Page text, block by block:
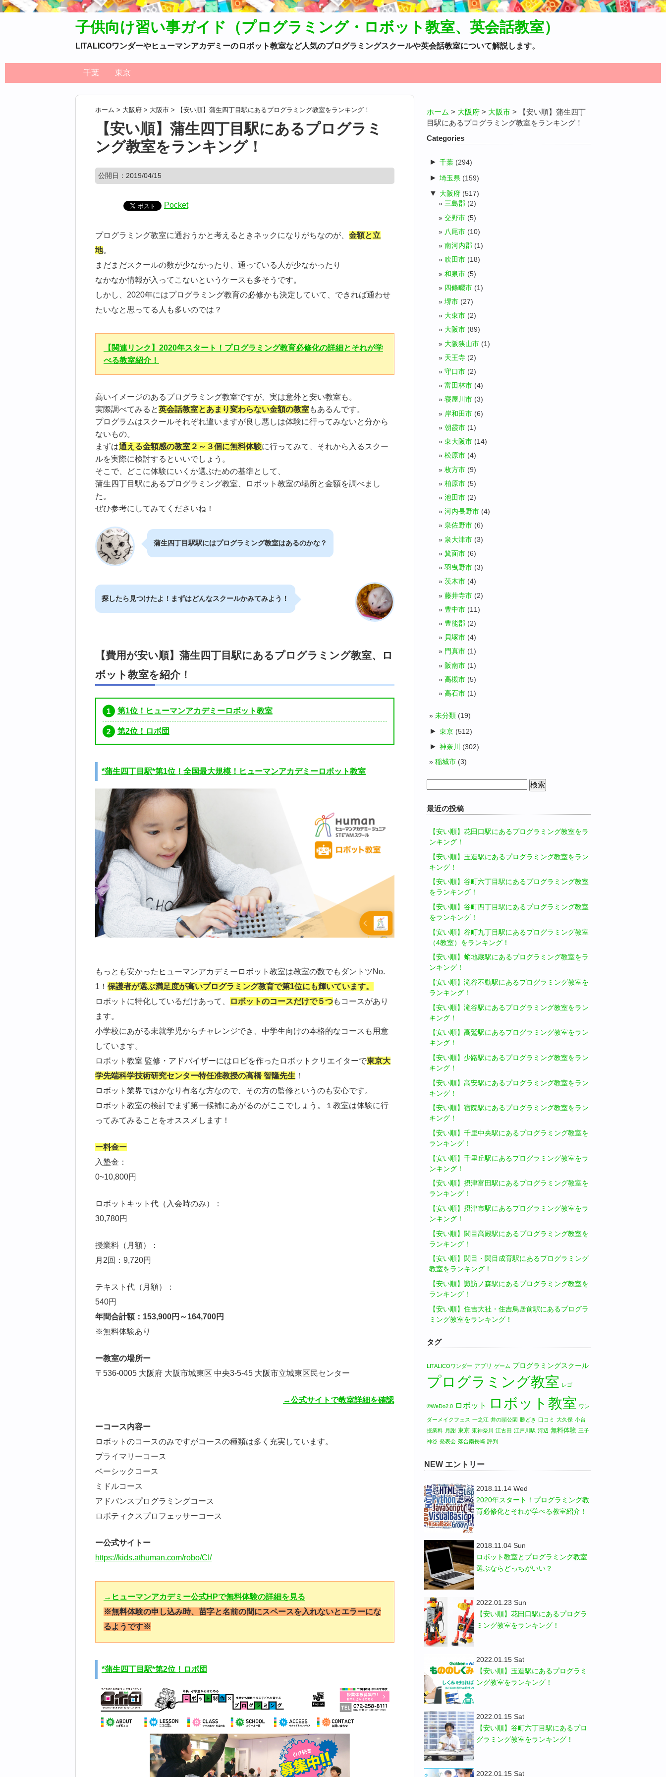
子供向け習い事ガイド（プログラミング・ロボット教室、英会話教室）
LITALICOワンダーやヒューマンアカデミーのロボット教室など人気のプログラミングスクールや英会話教室について解説します。
千葉 東京
ホーム > 大阪府 > 大阪市 > 【安い順】蒲生四丁目駅にあるプログラミング教室をランキング！
【安い順】蒲生四丁目駅にあるプログラミ
ング教室をランキング！
公開日：2019/04/15
Pocket
プログラミング教室に通おうかと考えるときネックになりがちなのが、 金額と立
地。
まだまだスクールの数が少なかったり、通っている人が少なかったり
なかなか情報が入ってこないというケースも多そうです。
しかし、2020年にはプログラミング教育の必修かも決定していて、できれば通わせ
たいなと思ってる人も多いのでは？
【関連リンク】2020年スタート！プログラミング教育必修化の詳細とそれが学
べる教室紹介！
高いイメージのあるプログラミング教室ですが、実は意外と安い教室も。
実際調べてみると英会話教室とあまり変わらない金額の教室もあるんです。
プログラムはスクールそれぞれ違いますが良し悪しは体験に行ってみないと分から
ないもの。
まずは通える金額感の教室２～３個に無料体験に行ってみて、それから入るスクー
ルを実際に検討するといいでしょう。
そこで、どこに体験にいくか選ぶための基準として、
蒲生四丁目駅にあるプログラミング教室、ロボット教室の場所と金額を調べまし
た。
ぜひ参考にしてみてくださいね！
蒲生四丁目駅駅にはプログラミング教室はあるのかな？
探したら見つけたよ！まずはどんなスクールかみてみよう！
【費用が安い順】蒲生四丁目駅にあるプログラミング教室、ロ
ボット教室を紹介！
第1位！ヒューマンアカデミーロボット教室
第2位！ロボ団
*蒲生四丁目駅*第1位！全国最大規模！ヒューマンアカデミーロボット教室
もっとも安かったヒューマンアカデミーロボット教室は教室の数でもダントツNo.
1！ 保護者が選ぶ満足度が高いプログラミング教育で第1位にも輝いています。
ロボットに特化しているだけあって、
ロボットのコースだけで５つもコースがあり
ます。
小学校にあがる未就学児からチャレンジでき、中学生向けの本格的なコースも用意
しています。
ロボット教室 監修・アドバイザーにはロビを作ったロボットクリエイターで東京大
学先端科学技術研究センター特任准教授の高橋 智隆先生 ！
ロボット業界ではかなり有名な方なので、その方の監修というのも安心です。
ロボット教室の検討でまず第一候補にあがるのがここでしょう。１教室は体験に行
ってみてみることをオススメします！
ー料金ー
入塾金：
0~10,800円
ロボットキット代（入会時のみ）：
30,780円
授業料（月額）：
月2回：9,720円
テキスト代（月額）：
540円
年間合計額：153,900円～164,700円
※無料体験あり
ー教室の場所ー
〒536-0005 大阪府 大阪市城東区 中央3-5-45 大阪市立城東区民センター
→公式サイトで教室詳細を確認
ーコース内容ー
ロボットのコースのみですがコースの種類は多く充実しています。
プライマリーコース
ベーシックコース
ミドルコース
アドバンスプログラミングコース
ロボティクスプロフェッサーコース
ー公式サイトー
https://kids.athuman.com/robo/CI/
→ヒューマンアカデミー公式HPで無料体験の詳細を見る
※無料体験の申し込み時、苗字と名前の間にスペースを入れないとエラーにな
るようです※
*蒲生四丁目駅*第2位！ロボ団
ホーム > 大阪府 > 大阪市 >
【安い順】蒲生四丁
目駅にあるプログラミング教室をランキング！
Categories
► 千葉 (294)
► 埼玉県 (159)
▼ 大阪府 (517)
三島郡 (2)
交野市 (5)
八尾市 (10)
南河内郡 (1)
吹田市 (18)
和泉市 (5)
四條畷市 (1)
堺市 (27)
大東市 (2)
大阪市 (89)
大阪狭山市 (1)
天王寺 (2)
守口市 (2)
富田林市 (4)
寝屋川市 (3)
岸和田市 (6)
朝霞市 (1)
東大阪市 (14)
松原市 (4)
枚方市 (9)
柏原市 (5)
池田市 (2)
河内長野市 (4)
泉佐野市 (6)
泉大津市 (3)
箕面市 (6)
羽曳野市 (3)
茨木市 (4)
藤井寺市 (2)
豊中市 (11)
豊能郡 (2)
貝塚市 (4)
門真市 (1)
阪南市 (1)
高槻市 (5)
高石市 (1)
未分類 (19)
► 東京 (512)
► 神奈川
(302)
稲城市 (3)
最近の投稿
【安い順】花田口駅にあるプログラミング教室をラ
ンキング！
【安い順】玉造駅にあるプログラミング教室をラン
キング！
【安い順】谷町六丁目駅にあるプログラミング教室
をランキング！
【安い順】谷町四丁目駅にあるプログラミング教室
をランキング！
【安い順】谷町九丁目駅にあるプログラミング教室
（4教室）をランキング！
【安い順】蛸地蔵駅にあるプログラミング教室をラ
ンキング！
【安い順】滝谷不動駅にあるプログラミング教室を
ランキング！
【安い順】滝谷駅にあるプログラミング教室をラン
キング！
【安い順】高鷲駅にあるプログラミング教室をラン
キング！
【安い順】少路駅にあるプログラミング教室をラン
キング！
【安い順】高安駅にあるプログラミング教室をラン
キング！
【安い順】宿院駅にあるプログラミング教室をラン
キング！
【安い順】千里中央駅にあるプログラミング教室を
ランキング！
【安い順】千里丘駅にあるプログラミング教室をラ
ンキング！
【安い順】摂津富田駅にあるプログラミング教室を
ランキング！
【安い順】摂津市駅にあるプログラミング教室をラ
ンキング！
【安い順】関目高殿駅にあるプログラミング教室を
ランキング！
【安い順】関目・関目成育駅にあるプログラミング
教室をランキング！
【安い順】諏訪ノ森駅にあるプログラミング教室を
ランキング！
【安い順】住吉大社・住吉鳥居前駅にあるプログラ
ミング教室をランキング！
タグ
LITALICOワンダー アプリ ゲーム プログラミングスクール
プログラミング教室 レゴ
®WeDo2.0 ロボット ロボット教室 ワン
ダーメイクフェス 一之江 井の頭公園 勝どき 口コミ 大久保 小台
授業料 月謝 東京 東神奈川 江古田 江戸川駅 河辺 無料体験 王子
神谷 発表会 落合南長崎 評判
NEW エントリー
2018.11.14 Wed
2020年スタート！プログラミング教
育必修化とそれが学べる教室紹介！
2018.11.04 Sun
ロボット教室とプログラミング教室
選ぶならどっちがいい？
2022.01.23 Sun
【安い順】花田口駅にあるプログラ
ミング教室をランキング！
2022.01.15 Sat
【安い順】玉造駅にあるプログラミ
ング教室をランキング！
2022.01.15 Sat
【安い順】谷町六丁目駅にあるプロ
グラミング教室をランキング！
2022.01.15 Sat